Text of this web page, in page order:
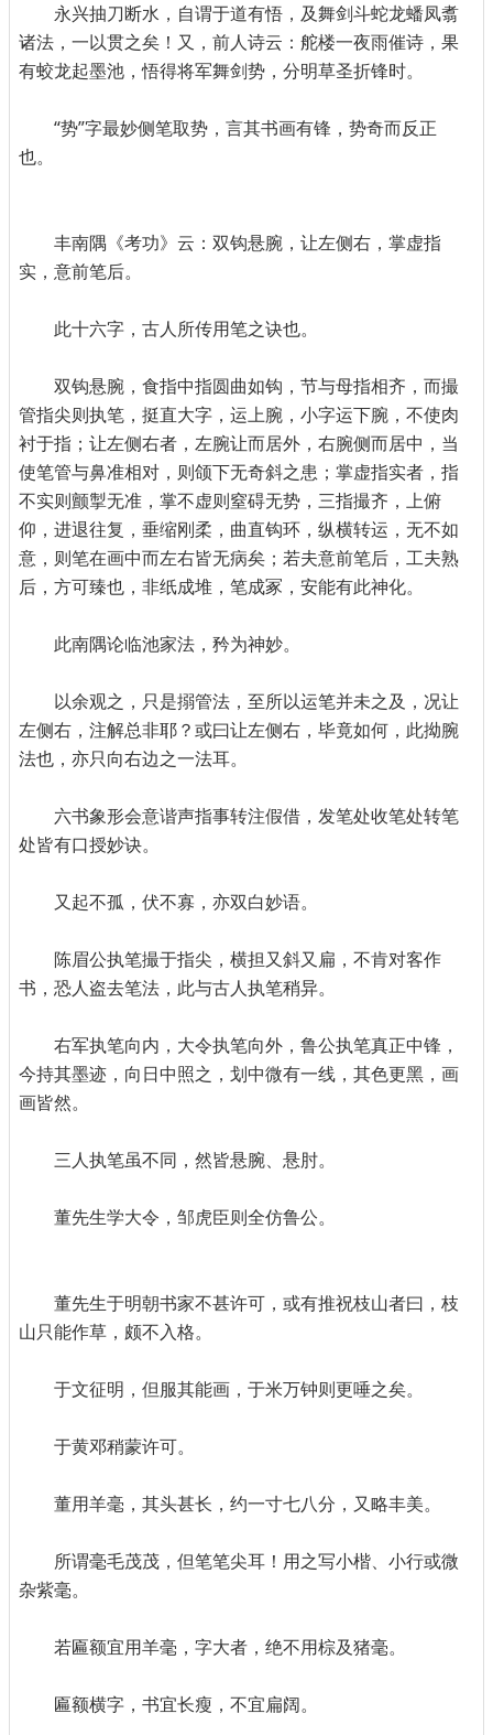
永兴抽刀断水，自谓于道有悟，及舞剑斗蛇龙蟠凤翥
诸法，一以贯之矣！又，前人诗云：舵楼一夜雨催诗，果
有蛟龙起墨池，悟得将军舞剑势，分明草圣折锋时。
“势”字最妙侧笔取势，言其书画有锋，势奇而反正
也。
丰南隅《考功》云：双钩悬腕，让左侧右，掌虚指
实，意前笔后。
此十六字，古人所传用笔之诀也。
双钩悬腕，食指中指圆曲如钩，节与母指相齐，而撮
管指尖则执笔，挺直大字，运上腕，小字运下腕，不使肉
衬于指；让左侧右者，左腕让而居外，右腕侧而居中，当
使笔管与鼻准相对，则颌下无奇斜之患；掌虚指实者，指
不实则颤掣无准，掌不虚则窒碍无势，三指撮齐，上俯
仰，进退往复，垂缩刚柔，曲直钩环，纵横转运，无不如
意，则笔在画中而左右皆无病矣；若夫意前笔后，工夫熟
后，方可臻也，非纸成堆，笔成冢，安能有此神化。
此南隅论临池家法，矜为神妙。
以余观之，只是搦管法，至所以运笔并未之及，况让
左侧右，注解总非耶？或曰让左侧右，毕竟如何，此拗腕
法也，亦只向右边之一法耳。
六书象形会意谐声指事转注假借，发笔处收笔处转笔
处皆有口授妙诀。
又起不孤，伏不寡，亦双白妙语。
陈眉公执笔撮于指尖，横担又斜又扁，不肯对客作
书，恐人盗去笔法，此与古人执笔稍异。
右军执笔向内，大令执笔向外，鲁公执笔真正中锋，
今持其墨迹，向日中照之，划中微有一线，其色更黑，画
画皆然。
三人执笔虽不同，然皆悬腕、悬肘。
董先生学大令，邹虎臣则全仿鲁公。
董先生于明朝书家不甚许可，或有推祝枝山者曰，枝
山只能作草，颇不入格。
于文征明，但服其能画，于米万钟则更唾之矣。
于黄邓稍蒙许可。
董用羊毫，其头甚长，约一寸七八分，又略丰美。
所谓毫毛茂茂，但笔笔尖耳！用之写小楷、小行或微
杂紫毫。
若匾额宜用羊毫，字大者，绝不用棕及猪毫。
匾额横字，书宜长瘦，不宜扁阔。